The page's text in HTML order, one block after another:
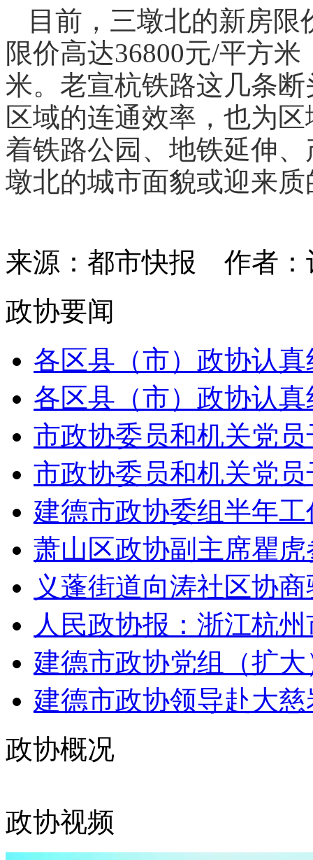
目前，三墩北的新房
限价高达36800元/平方
米。老宣杭铁路这几条
区域的连通效率，也为
着铁路公园、地铁延伸
墩北的城市面貌或迎来
来源：都市快报 作者
政协要闻
各区县（市）政协认
各区县（市）政协认
市政协委员和机关党
市政协委员和机关党
建德市政协委组半年
萧山区政协副主席瞿
义蓬街道向涛社区协
人民政协报：浙江杭
建德市政协党组（扩
建德市政协领导赴大
政协概况
政协视频